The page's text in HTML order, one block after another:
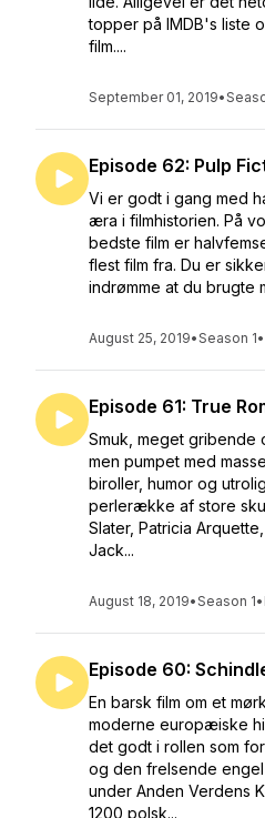
topper på IMDB's liste
film....
September 01, 2019•
Episode 62: Pulp
Vi er godt i gang med
æra i filmhistorien. På
bedste film er
flest film fra. Du er
indrømme at du brugte
August 25, 2019•Season 1•
Episode 61: True
Smuk, meget gribende
men pumpet med
biroller, humor og
perlerække af store
Slater, Patricia
Jack...
August 18, 2019•Season 1•
Episode 60:
En barsk film om et
moderne europæiske
det godt i rollen som
og den frelsende
under Anden Verdens
1200 polsk...